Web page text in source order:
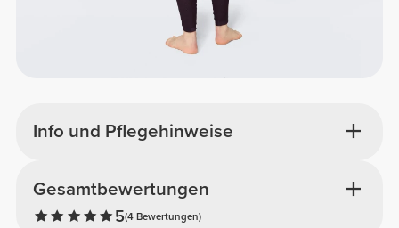
Info und Pflegehinweise
Gesamtbewertungen
5(4 Bewertungen)